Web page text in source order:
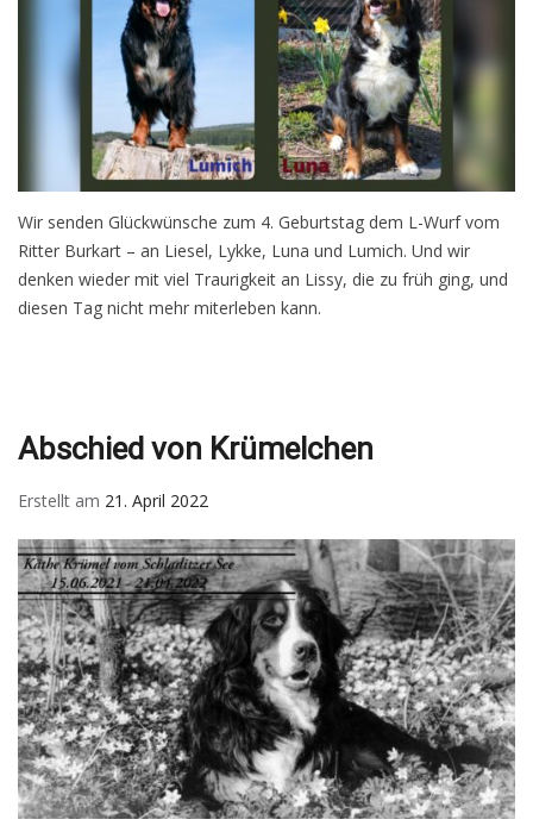
Wir senden Glückwünsche zum 4. Geburtstag dem L-Wurf vom
Ritter Burkart – an Liesel, Lykke, Luna und Lumich. Und wir
denken wieder mit viel Traurigkeit an Lissy, die zu früh ging, und
diesen Tag nicht mehr miterleben kann.
Abschied von Krümelchen
Erstellt am 21. April 2022